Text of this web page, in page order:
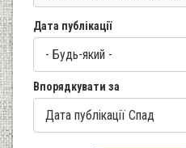
Дата публікації
Впорядкувати за